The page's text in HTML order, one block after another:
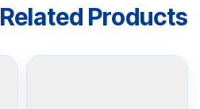
Related Products